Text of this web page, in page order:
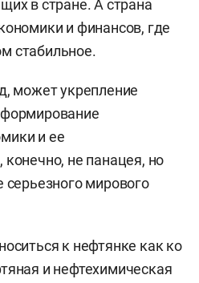
в стране. А страна
и финансов, где
стабильное.
может укрепление
и ее
не панацея, но
серьезного мирового
к нефтянке как ко
и нефтехимическая